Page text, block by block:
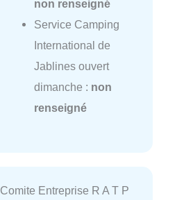
non renseigné
Service Camping
International de
Jablines ouvert
dimanche : non
renseigné
Comite Entreprise R A T P